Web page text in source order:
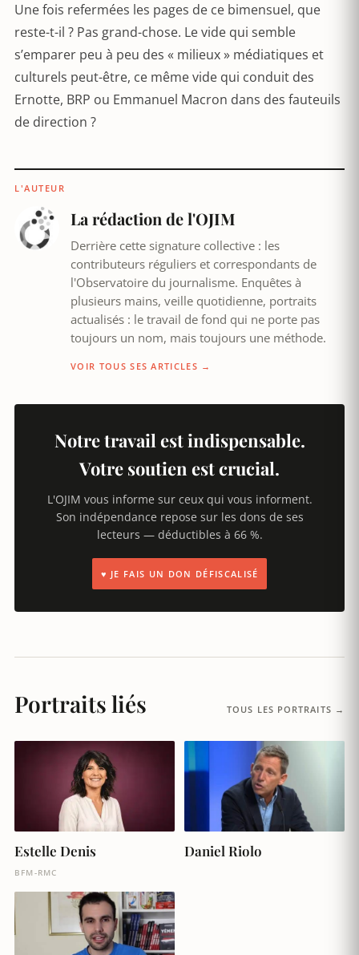
Une fois refermées les pages de ce bimensuel, que
reste-t-il ? Pas grand-chose. Le vide qui semble
s’emparer peu à peu des « milieux » médiatiques et
culturels peut-être, ce même vide qui conduit des
Ernotte, BRP ou Emmanuel Macron dans des fauteuils
de direction ?
L'AUTEUR
La rédaction de l'OJIM
Derrière cette signature collective : les
contributeurs réguliers et correspondants de
l'Observatoire du journalisme. Enquêtes à
plusieurs mains, veille quotidienne, portraits
actualisés : le travail de fond qui ne porte pas
toujours un nom, mais toujours une méthode.
VOIR TOUS SES ARTICLES →
Notre travail est indispensable.
Votre soutien est crucial.
L'OJIM vous informe sur ceux qui vous informent.
Son indépendance repose sur les dons de ses
lecteurs — déductibles à 66 %.
♥ JE FAIS UN DON DÉFISCALISÉ
Portraits liés TOUS LES PORTRAITS →
Estelle Denis
BFM-RMC
Daniel Riolo